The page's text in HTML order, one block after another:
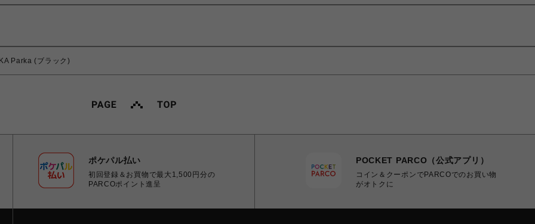
Parka (ブラック)
ポケパル払い
初回登録＆お買物で最大1,500円分の
PARCOポイント進呈
POCKET PARCO（公式アプリ）
コイン＆クーポンでPARCOでのお買い物
がオトクに